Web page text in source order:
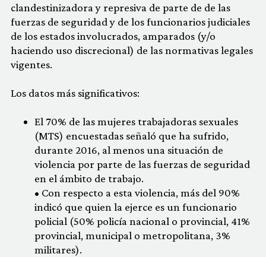
clandestinizadora y represiva de parte de de las
fuerzas de seguridad y de los funcionarios judiciales
de los estados involucrados, amparados (y/o
haciendo uso discrecional) de las normativas legales
vigentes.
Los datos más significativos:
El 70% de las mujeres trabajadoras sexuales
(MTS) encuestadas señaló que ha sufrido,
durante 2016, al menos una situación de
violencia por parte de las fuerzas de seguridad
en el ámbito de trabajo.
• Con respecto a esta violencia, más del 90%
indicó que quien la ejerce es un funcionario
policial (50% policía nacional o provincial, 41%
provincial, municipal o metropolitana, 3%
militares).